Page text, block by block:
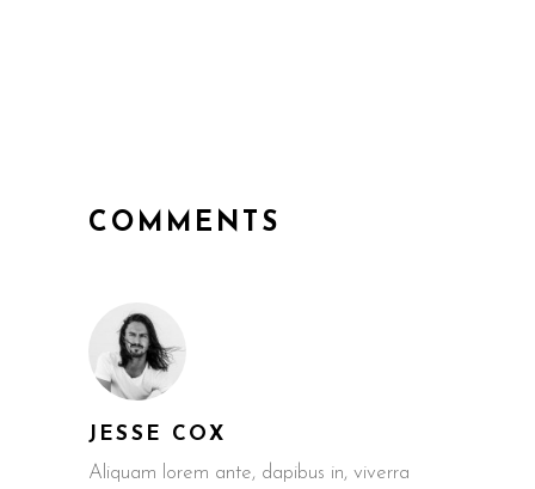
COMMENTS
JESSE COX
Aliquam lorem ante, dapibus in, viverra